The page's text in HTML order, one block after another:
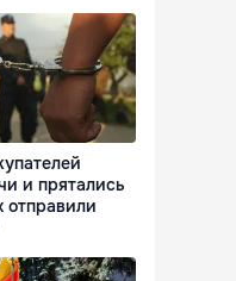
и прятались
отправили